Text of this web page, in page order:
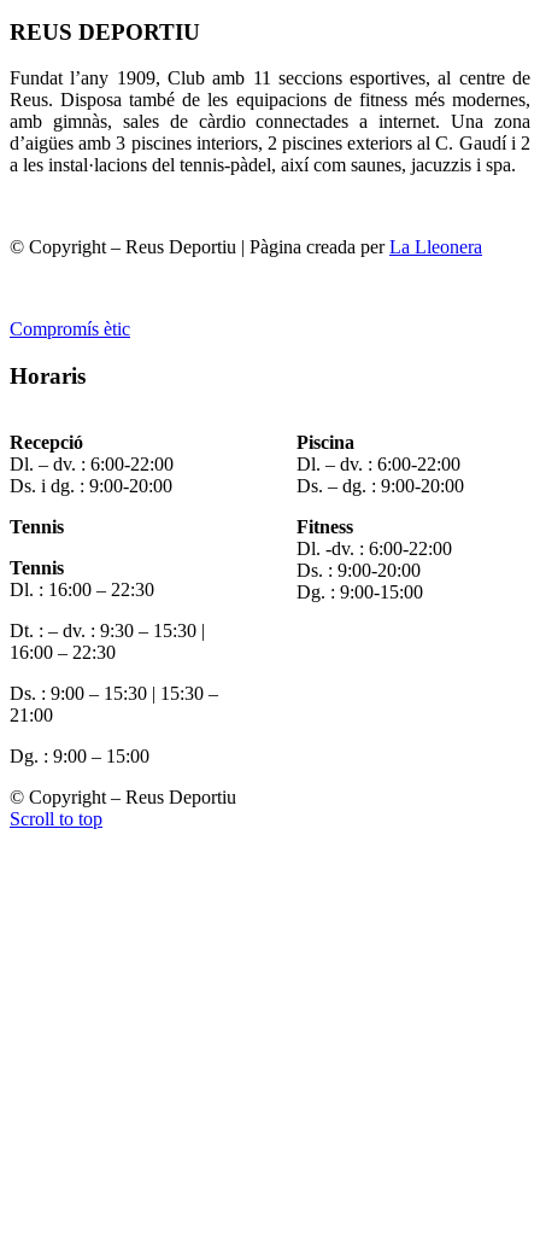
REUS DEPORTIU
Fundat l’any 1909, Club amb 11 seccions esportives, al centre de
Reus. Disposa també de les equipacions de fitness més modernes,
amb gimnàs, sales de càrdio connectades a internet. Una zona
d’aigües amb 3 piscines interiors, 2 piscines exteriors al C. Gaudí i 2
a les instal·lacions del tennis-pàdel, així com saunes, jacuzzis i spa.
© Copyright – Reus Deportiu | Pàgina creada perLa Lleonera
Compromís ètic
Horaris
Recepció
Dl. – dv. : 6:00-22:00
Ds. i dg. : 9:00-20:00
Tennis
Tennis
Dl. : 16:00 – 22:30
Dt. : – dv. : 9:30 – 15:30 |
16:00 – 22:30
Ds. : 9:00 – 15:30 | 15:30 –
21:00
Dg. : 9:00 – 15:00
Piscina
Dl. – dv. : 6:00-22:00
Ds. – dg. : 9:00-20:00
Fitness
Dl. -dv. : 6:00-22:00
Ds. : 9:00-20:00
Dg. : 9:00-15:00
© Copyright – Reus Deportiu
Scroll to top